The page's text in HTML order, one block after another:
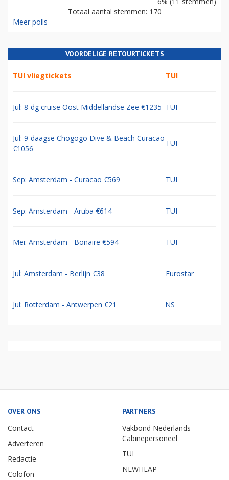
Totaal aantal stemmen: 170
Meer polls
VOORDELIGE RETOURTICKETS
TUI vliegtickets TUI
Jul: 8-dg cruise Oost Middellandse Zee €1235 TUI
Jul: 9-daagse Chogogo Dive & Beach Curacao
€1056
TUI
Sep: Amsterdam - Curacao €569 TUI
Sep: Amsterdam - Aruba €614 TUI
Mei: Amsterdam - Bonaire €594 TUI
Jul: Amsterdam - Berlijn €38 Eurostar
Jul: Rotterdam - Antwerpen €21 NS
OVER ONS
Contact
Adverteren
Redactie
Colofon
PARTNERS
Vakbond Nederlands
Cabinepersoneel
TUI
NEWHEAP